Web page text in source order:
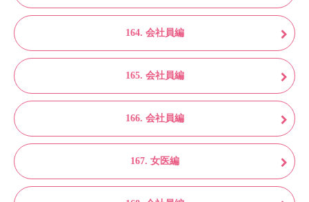
164. 会社員編
165. 会社員編
166. 会社員編
167. 女医編